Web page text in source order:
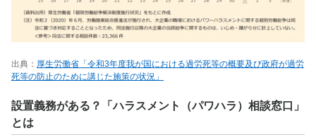
出典： 厚生労働省「令和3年度我が国における過労死等の概要及び政府が過労
死等の防止のために講じた施策の状況」
設置義務がある？「ハラスメント（パワハラ）相談窓口」
とは